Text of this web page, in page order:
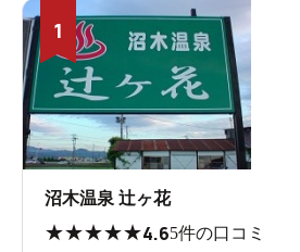
1
沼木温泉 辻ヶ花
★★★★★4.65件の口コミ